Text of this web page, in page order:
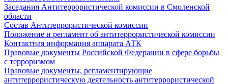
Заседания Антитеррористической комиссии в Смоленской
области
Состав Антитеррористической комиссии
Положение и регламент об антитеррористической комиссии
Контактная информация аппарата АТК
Правовые документы Российской Федерации в сфере борьбы
с терроризмом
Правовые документы, регламентирующие
антитеррористическую деятельность антитеррористической